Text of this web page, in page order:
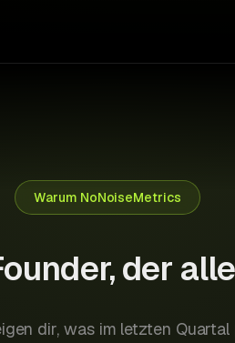
Warum NoNoiseMetrics
der
dir, was im letzten